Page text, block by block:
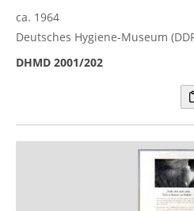
ca. 1964
Deutsches Hygiene-Museum
DHMD 2001/202